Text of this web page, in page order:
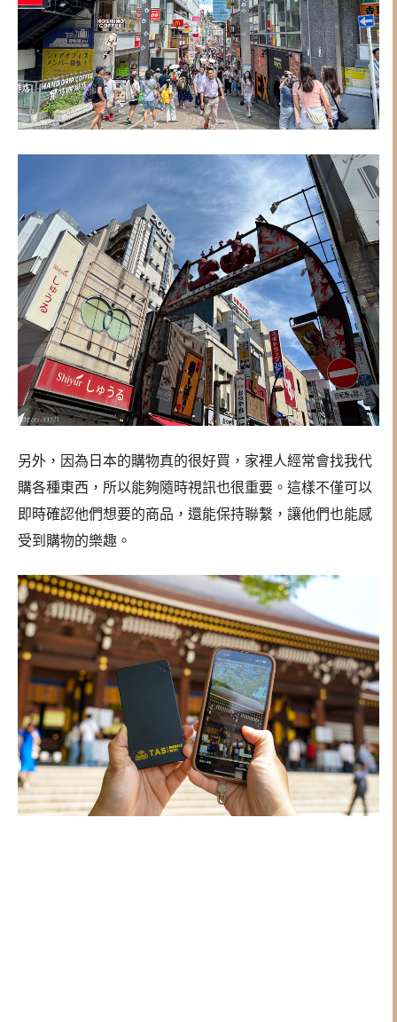
另外，因為日本的購物真的很好買，家裡人經常會找我代
購各種東西，所以能夠隨時視訊也很重要。這樣不僅可以
即時確認他們想要的商品，還能保持聯繫，讓他們也能感
受到購物的樂趣。